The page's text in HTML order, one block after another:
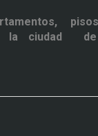
la ciudad de